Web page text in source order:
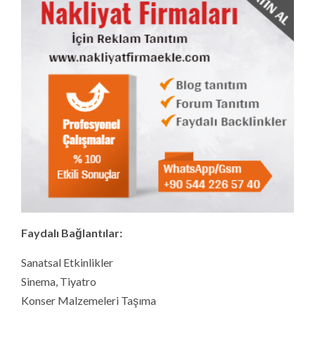
Faydalı Bağlantılar:
Sanatsal Etkinlikler
Sinema, Tiyatro
Konser Malzemeleri Taşıma